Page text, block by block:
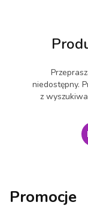
niedostępny.
z
Promocje